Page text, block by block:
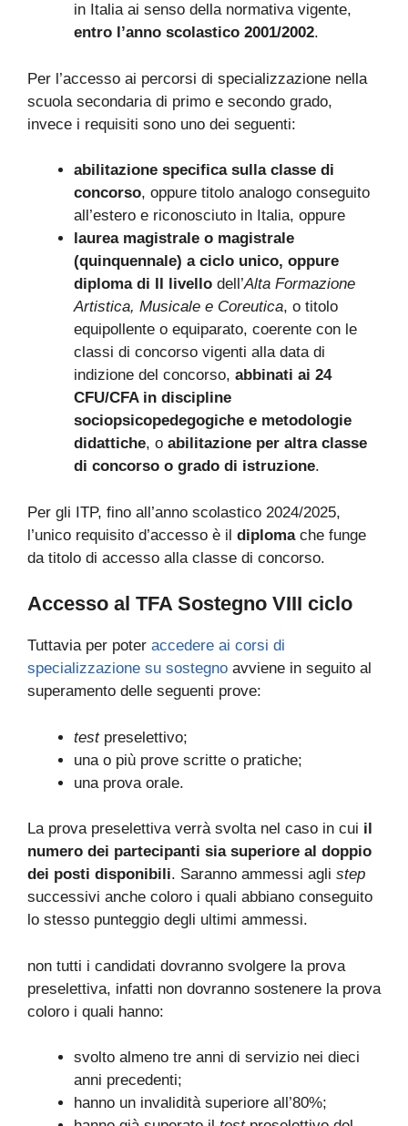
in Italia ai senso della normativa vigente,
entro l’anno scolastico 2001/2002.
Per l’accesso ai percorsi di specializzazione nella
scuola secondaria di primo e secondo grado,
invece i requisiti sono uno dei seguenti:
abilitazione specifica sulla classe di
concorso, oppure titolo analogo conseguito
all’estero e riconosciuto in Italia, oppure
laurea magistrale o magistrale
(quinquennale) a ciclo unico, oppure
diploma di II livello dell’Alta Formazione
Artistica, Musicale e Coreutica, o titolo
equipollente o equiparato, coerente con le
classi di concorso vigenti alla data di
indizione del concorso, abbinati ai 24
CFU/CFA in discipline
sociopsicopedegogiche e metodologie
didattiche, o abilitazione per altra classe
di concorso o grado di istruzione.
Per gli ITP, fino all’anno scolastico 2024/2025,
l’unico requisito d’accesso è il diplomache funge
da titolo di accesso alla classe di concorso.
Accesso al TFA Sostegno VIII ciclo
Tuttavia per poter accedere ai corsi di
specializzazione su sostegno avviene in seguito al
superamento delle seguenti prove:
test preselettivo;
una o più prove scritte o pratiche;
una prova orale.
La prova preselettiva verrà svolta nel caso in cui il
numero dei partecipanti sia superiore al doppio
dei posti disponibili. Saranno ammessi agli step
successivi anche coloro i quali abbiano conseguito
lo stesso punteggio degli ultimi ammessi.
non tutti i candidati dovranno svolgere la prova
preselettiva, infatti non dovranno sostenere la prova
coloro i quali hanno:
svolto almeno tre anni di servizio nei dieci
anni precedenti;
hanno un invalidità superiore all’80%;